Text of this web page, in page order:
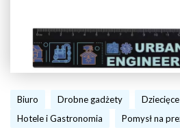
Biuro Drobne gadżety Dziecięce
Hotele i Gastronomia
Pomysł na